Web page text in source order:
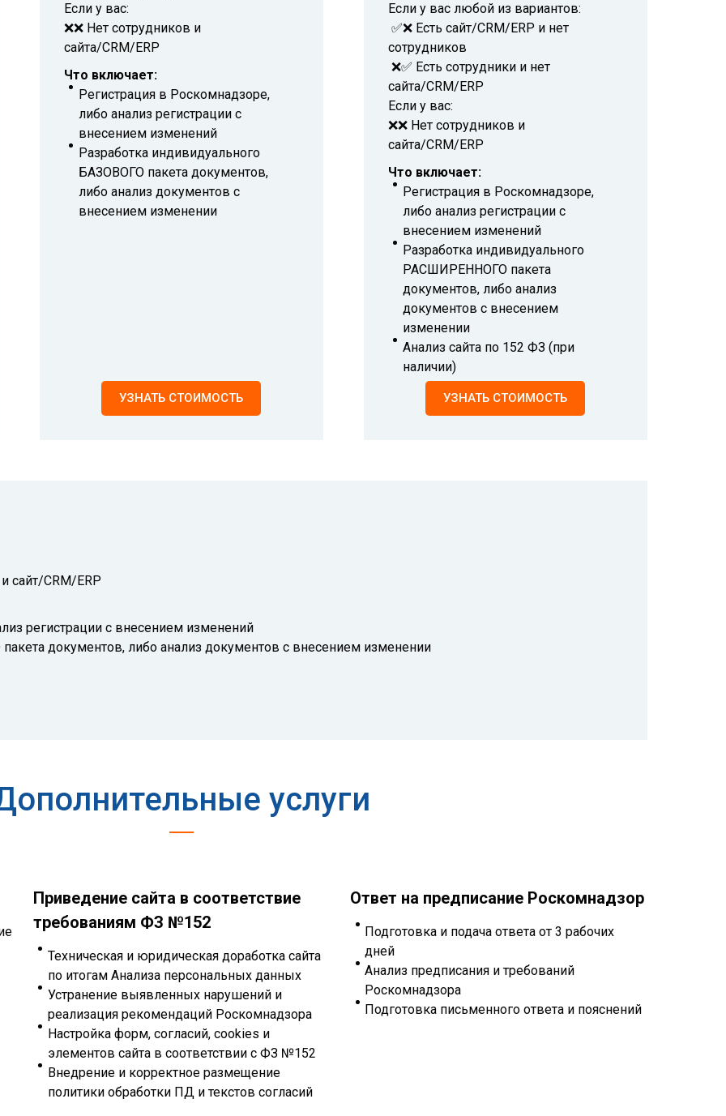
Если у вас:
❌❌ Нет сотрудников и
сайта/CRM/ERP
Что включает:
Регистрация в Роскомнадзоре,
либо анализ регистрации с
внесением изменений
Разработка индивидуального
БАЗОВОГО пакета документов,
либо анализ документов с
внесением изменении
УЗНАТЬ СТОИМОСТЬ
Если у вас любой из вариантов:
✅❌ Есть сайт/CRM/ERP и нет
сотрудников
❌✅ Есть сотрудники и нет
сайта/CRM/ERP
Если у вас:
❌❌ Нет сотрудников и
сайта/CRM/ERP
Что включает:
Регистрация в Роскомнадзоре,
либо анализ регистрации с
внесением изменений
Разработка индивидуального
РАСШИРЕННОГО пакета
документов, либо анализ
документов с внесением
изменении
Анализ сайта по 152 ФЗ (при
наличии)
УЗНАТЬ СТОИМОСТЬ
сайт/CRM/ERP
регистрации с внесением изменений
документов, либо анализ документов с внесением изменении
услуги
Приведение сайта в соответствие
требованиям ФЗ №152
Техническая и юридическая доработка сайта
по итогам Анализа персональных данных
Устранение выявленных нарушений и
реализация рекомендаций Роскомнадзора
Настройка форм, согласий, cookies и
элементов сайта в соответствии с ФЗ №152
Внедрение и корректное размещение
политики обработки ПД и текстов согласий
Ответ на предписание Роскомнадзор
Подготовка и подача ответа от 3 рабочих
дней
Анализ предписания и требований
Роскомнадзора
Подготовка письменного ответа и пояснений